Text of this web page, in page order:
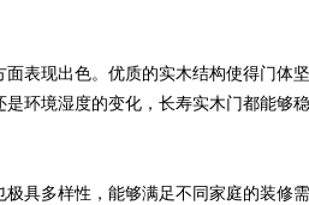
表现出色。优质的实木结构使得门体
环境湿度的变化，长寿实木门都能够
极具多样性，能够满足不同家庭的装修